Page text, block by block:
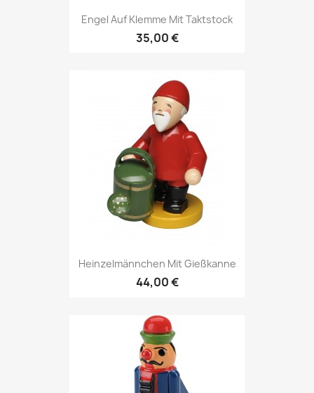
Engel Auf Klemme Mit Taktstock
35,00 €
Heinzelmännchen Mit Gießkanne
44,00 €